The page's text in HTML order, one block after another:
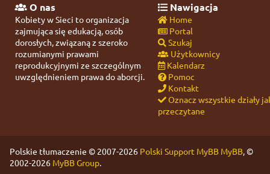
O nas
Kobiety w Sieci to organizacja
zajmująca się edukacją, osób
dorosłych, związaną z szeroko
rozumianymi prawami
reprodukcyjnymi ze szczególnym
uwzględnieniem prawa do aborcji.
Nawigacja
Home
Portal
Szukaj
Użytkownicy
Kalendarz
Pomoc
Kontakt
Oznacz wszystkie działy
przeczytane
Polskie tłumaczenie © 2007-2026 Polski Support MyBB MyBB, ©
2002-2026 MyBB Group.